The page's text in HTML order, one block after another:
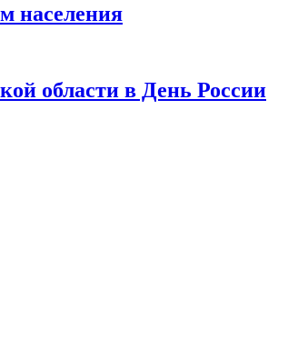
населения
области в День России